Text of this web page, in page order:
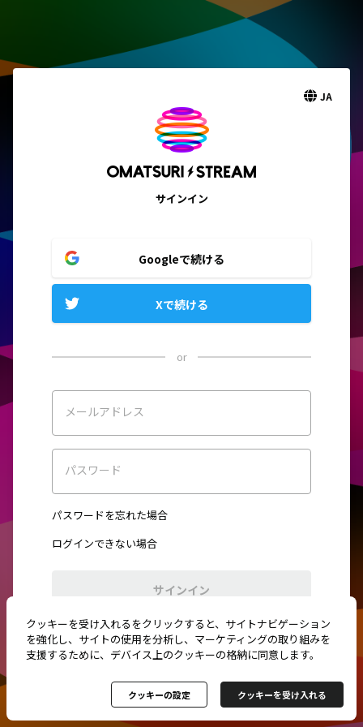
JA
サインイン
Googleで続ける
Xで続ける
or
メールアドレス
パスワード
パスワードを忘れた場合
ログインできない場合
サインイン
初めてご利用ですか？新規登録
クッキーを受け入れるをクリックすると、サイトナビゲーション
を強化し、サイトの使用を分析し、マーケティングの取り組みを
支援するために、デバイス上のクッキーの格納に同意します。
クッキーの設定 クッキーを受け入れる